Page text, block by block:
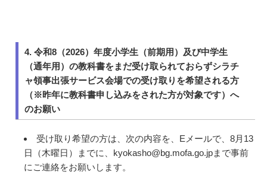
4. 令和8（2026）年度小学生（前期用）及び中学生
（通年用）の教科書をまだ受け取られておらずシラチ
ャ領事出張サービス会場での受け取りを希望される方
（※昨年に教科書申し込みをされた方が対象です）へ
のお願い
受け取り希望の方は、次の内容を、Eメールで、8月13
日（木曜日）までに、kyokasho@bg.mofa.go.jpまで事前
にご連絡をお願いします。